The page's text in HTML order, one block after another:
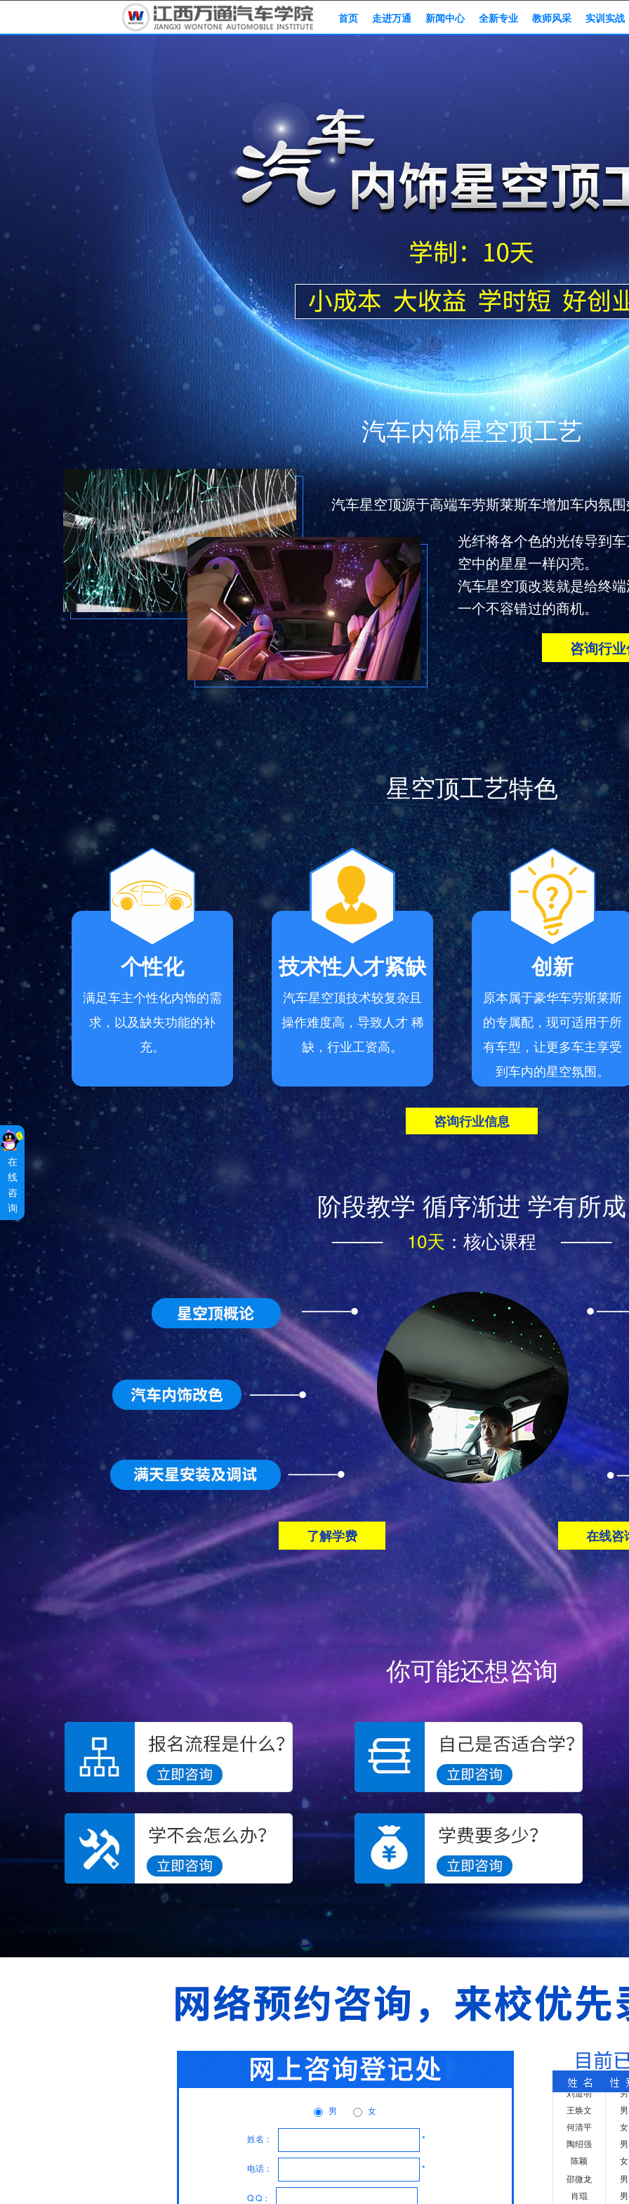
在
线
咨
询
首页 走进万通 新闻中心 全新专业 教师风采 实训实战
汽车内饰星空顶工艺
汽车星空顶源于高端车劳斯莱斯车增加车内氛
光纤将各个色的光传导到
空中的星星一样闪亮。
汽车星空顶改装就是给终
一个不容错过的商机。
咨询行
星空顶工艺特色
个性化
满足车主个性化内饰的需
求，以及缺失功能的补
充。
技术性人才紧缺
汽车星空顶技术较复杂且
操作难度高，导致人才 稀
缺，行业工资高。
创新
原本属于豪华车劳斯莱斯
的专属配，现可适用于所
有车型，让更多车主享受
到车内的星空氛围。
咨询行业信息
阶段教学 循序渐进 学有所成
──── 10天 ：核心课程 ────
了解学费 在线咨
你可能还想咨询
男 女
姓名： *
电话： *
Q Q：
邵微龙
肖琨
男
温庆发
林培庆
男
徐海云
女
刘道明
男
王焕文
男
何清平
女
陶绍强
男
陈颖
女
邵微龙
男
肖琨
男
温庆发
男
邹武兵
男